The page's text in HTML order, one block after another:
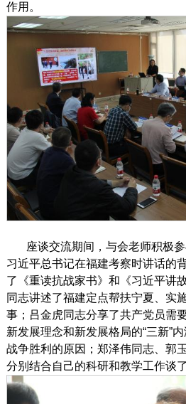
作用。
座谈交流期间，与会老师积极
习近平总书记在福建考察时讲话的
了《重读抗战家书》和《习近平讲
同志讲述了福建定点帮扶宁夏、实
事；吕金虎同志分享了共产党员需
新发展理念和新发展格局的“三新”内
战争胜利的原因；郑泽伟同志、郭
分别结合自己的科研和教学工作谈